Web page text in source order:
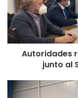
i
d
a
d
Autoridades
junto al